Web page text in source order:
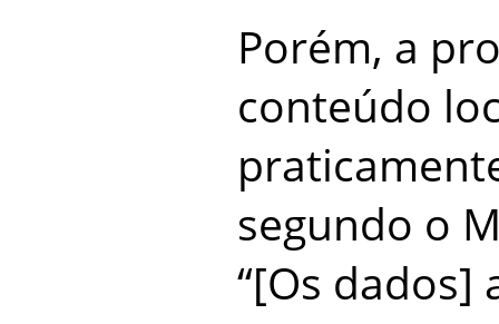
Porém, a
conteúdo
segundo o
“[Os